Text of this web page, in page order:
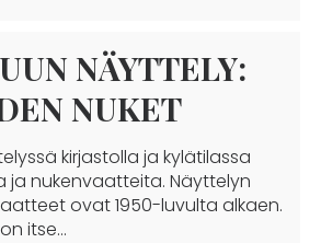
NÄYTTELY:
NUKET
kirjastolla ja kylätilassa
ja nukenvaatteita. Näyttelyn
ovat 1950-luvulta alkaen.
itse…